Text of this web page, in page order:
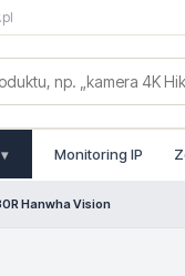
▾ Monitoring IP
Hanwha Vision